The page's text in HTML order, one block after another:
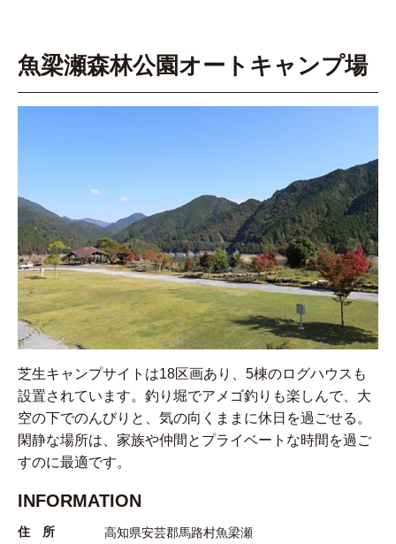
魚梁瀬森林公園オートキャンプ場
芝生キャンプサイトは18区画あり、5棟のログハウスも
設置されています。釣り堀でアメゴ釣りも楽しんで、大
空の下でのんびりと、気の向くままに休日を過ごせる。
閑静な場所は、家族や仲間とプライベートな時間を過ご
すのに最適です。
INFORMATION
住 所
高知県安芸郡馬路村魚梁瀬